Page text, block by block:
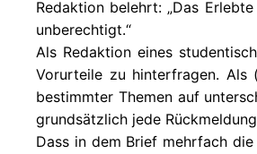
Redaktion belehrt: „Das
unberechtigt.“
Als Redaktion eines
Vorurteile zu hinterfragen. Als
bestimmter Themen auf
grundsätzlich jede
Dass in dem Brief mehrfach